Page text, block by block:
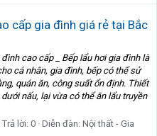
cấp gia đình giá rẻ tại Bắc
cao cấp _ Bếp lẩu hơi gia đình là
cá nhân, gia đình, bếp có thể sử
quán ăn, công suất ổn định. Thiết
nấu, lại vừa có thể ăn lẩu truyền
Trả lời: 0 Diễn đàn: Nội thất - Gia